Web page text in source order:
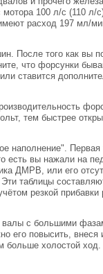
100 л/с (110 л/
расход 197 мл/
После того как вы
что форсунки
ставится
тем быстрее
наполнение". Первая
есть вы нажали на
ДМРВ, или его
таблицы
резкой прибавки
валы с большими
его повысить, внеся
больше холостой ход.